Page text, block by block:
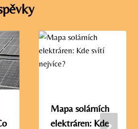
Mapa solárních
elektráren: Kde